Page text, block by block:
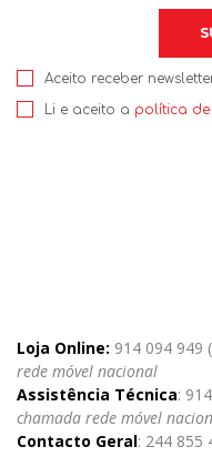
Aceito receber
Li e aceito a política
Loja Online: 914 094 949
rede móvel nacional
Assistência Técnica:
chamada rede móvel
Contacto Geral: 244 855